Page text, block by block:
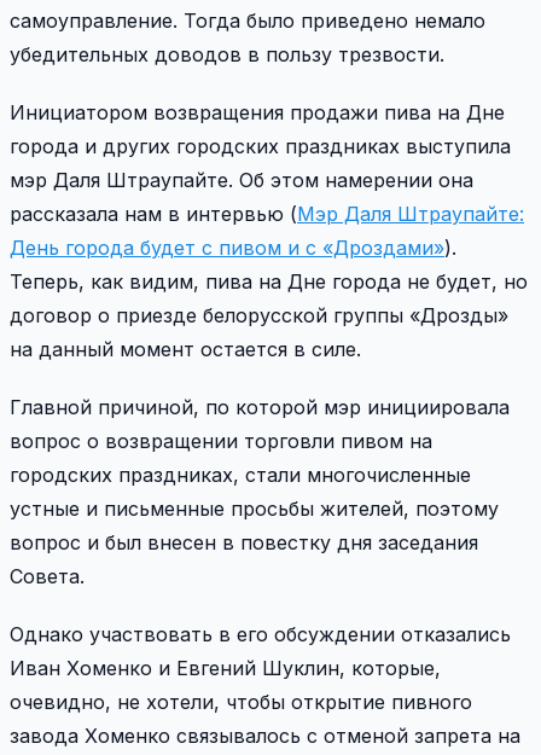
самоуправление. Тогда было приведено немало
убедительных доводов в пользу трезвости.
Инициатором возвращения продажи пива на Дне
города и других городских праздниках выступила
мэр Даля Штраупайте. Об этом намерении она
рассказала нам в интервью (Мэр Даля Штраупайте:
День города будет с пивом и с «Дроздами»).
Теперь, как видим, пива на Дне города не будет, но
договор о приезде белорусской группы «Дрозды»
на данный момент остается в силе.
Главной причиной, по которой мэр инициировала
вопрос о возвращении торговли пивом на
городских праздниках, стали многочисленные
устные и письменные просьбы жителей, поэтому
вопрос и был внесен в повестку дня заседания
Совета.
Однако участвовать в его обсуждении отказались
Иван Хоменко и Евгений Шуклин, которые,
очевидно, не хотели, чтобы открытие пивного
завода Хоменко связывалось с отменой запрета на